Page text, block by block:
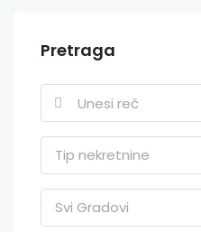
Pretraga
Tip nekretnine
Svi Gradovi